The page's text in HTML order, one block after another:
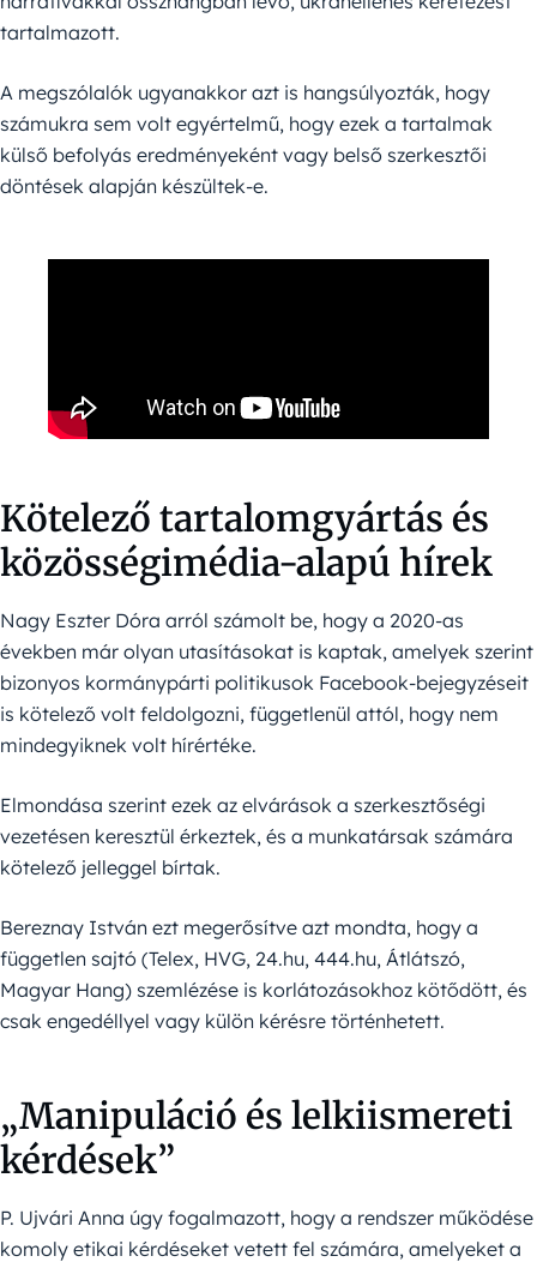
tartalmazott.
A megszólalók ugyanakkor azt is hangsúlyozták, hogy
számukra sem volt egyértelmű, hogy ezek a tartalmak
külső befolyás eredményeként vagy belső szerkesztői
döntések alapján készültek-e.
Kötelező tartalomgyártás és
közösségimédia-alapú hírek
Nagy Eszter Dóra arról számolt be, hogy a 2020-as
években már olyan utasításokat is kaptak, amelyek szerint
bizonyos kormánypárti politikusok Facebook-bejegyzéseit
is kötelező volt feldolgozni, függetlenül attól, hogy nem
mindegyiknek volt hírértéke.
Elmondása szerint ezek az elvárások a szerkesztőségi
vezetésen keresztül érkeztek, és a munkatársak számára
kötelező jelleggel bírtak.
Bereznay István ezt megerősítve azt mondta, hogy a
független sajtó (Telex, HVG, 24.hu, 444.hu, Átlátszó,
Magyar Hang) szemlézése is korlátozásokhoz kötődött, és
csak engedéllyel vagy külön kérésre történhetett.
„Manipuláció és lelkiismereti
kérdések”
P. Ujvári Anna úgy fogalmazott, hogy a rendszer működése
komoly etikai kérdéseket vetett fel számára, amelyeket a